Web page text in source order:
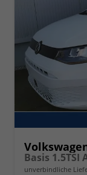
Basis 1.5TSI
unverbindliche